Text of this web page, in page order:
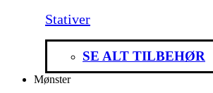
Stativer
SE ALT TILBEHØR
Mønster